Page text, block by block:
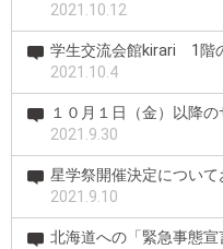
2021.10.12
学生交流会館kirari 1階
2021.10.4
１０月１日（金）以降
2021.9.30
星学祭開催決定について
2021.9.10
北海道への「緊急事態